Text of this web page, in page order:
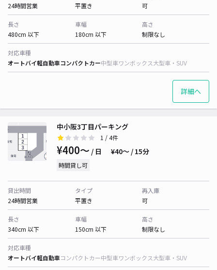
24時間営業
平置き
可
長さ
480cm 以下
車幅
180cm 以下
高さ
制限なし
対応車種
オートバイ軽自動車コンパクトカー中型車ワンボックス大型車・SUV
詳細へ
中小阪3丁目パーキング
1 / 4件
¥400〜 / 日 ¥40〜 / 15分
時間貸し可
貸出時間
24時間営業
タイプ
平置き
再入庫
可
長さ
340cm 以下
車幅
150cm 以下
高さ
制限なし
対応車種
オートバイ軽自動車コンパクトカー中型車ワンボックス大型車・SUV